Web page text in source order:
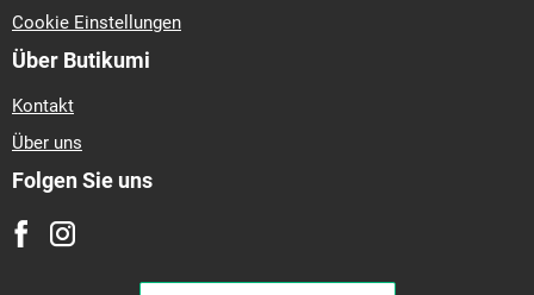
Cookie Einstellungen
Über Butikumi
Kontakt
Über uns
Folgen Sie uns